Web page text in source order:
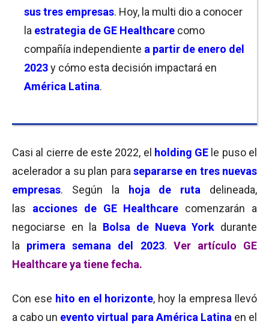
sus tres empresas. Hoy, la multi dio a conocer
la estrategia de GE Healthcare como
compañía independiente a partir de enero del
2023y cómo esta decisión impactará en
América Latina.
Casi al cierre de este 2022, el holding GE le puso el
acelerador a su plan para separarse en tres nuevas
empresas. Según la hoja de ruta delineada,
las acciones de GE Healthcare comenzarán a
negociarse en la Bolsa de Nueva York durante
la
primera semana del 2023. Ver artículo GE
Healthcare ya tiene fecha.
Con ese hito en el horizonte, hoy la empresa llevó
a cabo un evento virtual para América Latina en el